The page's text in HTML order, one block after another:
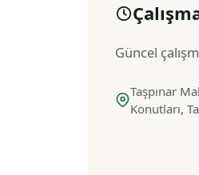
Güncel
Taşpınar
Konutları,